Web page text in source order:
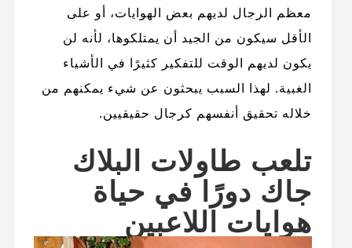
معظم الرجال لديهم بعض الهوايات، أو على
الأقل سيكون من الجيد أن يمتلكوها، لأنه لن
يكون لديهم الوقت للتفكير كثيرًا في الأشياء
الغبية. لهذا السبب يبحثون عن شيء يمكنهم من
خلاله تحقيق أنفسهم كرجال حقيقيين.
تلعب طاولات البلاك
جاك دورًا في حياة
هوايات اللاعبين